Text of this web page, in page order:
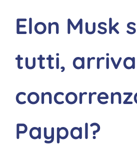
Elon Musk
tutti, arriva
Paypal?